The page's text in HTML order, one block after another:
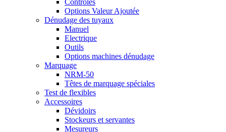
Contrôles
Options Valeur Ajoutée
Dénudage des tuyaux
Manuel
Electrique
Outils
Options machines dénudage
Marquage
NRM-50
Têtes de marquage spéciales
Test de flexibles
Accessoires
Dévidoirs
Stockeurs et servantes
Mesureurs